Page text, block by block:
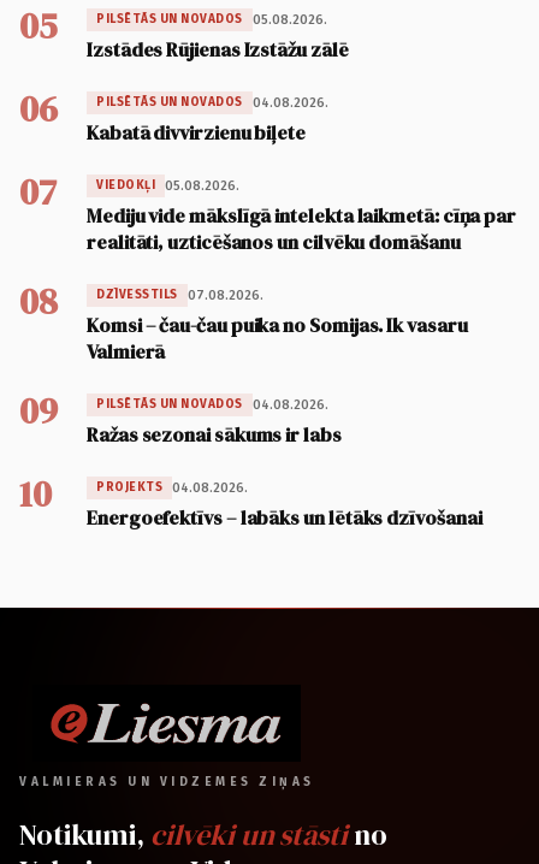
05 PILSĒTĀS UN NOVADOS 05.08.2026.
Izstādes Rūjienas Izstāžu zālē
06 PILSĒTĀS UN NOVADOS 04.08.2026.
Kabatā divvirzienu biļete
07 VIEDOKĻI 05.08.2026.
Mediju vide mākslīgā intelekta laikmetā: cīņa par
realitāti, uzticēšanos un cilvēku domāšanu
08 DZĪVESSTILS 07.08.2026.
Komsi – čau-čau puika no Somijas. Ik vasaru
Valmierā
09 PILSĒTĀS UN NOVADOS 04.08.2026.
Ražas sezonai sākums ir labs
10 PROJEKTS 04.08.2026.
Energoefektīvs – labāks un lētāks dzīvošanai
VALMIERAS UN VIDZEMES ZIŅAS
Notikumi, cilvēki un stāstino